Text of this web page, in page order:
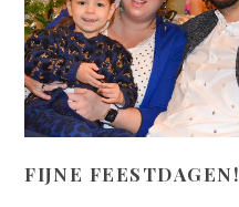
FIJNE FEESTDAGEN!